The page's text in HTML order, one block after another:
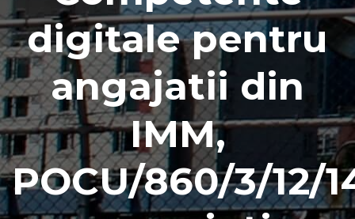
digitale pentru
angajatii din
IMM,
POCU/860/3/12/